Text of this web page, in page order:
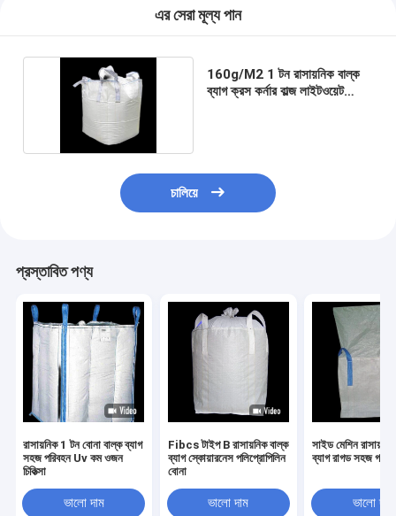
এর সেরা মূল্য পান
160g/M2 1 টন রাসায়নিক বাল্ক
ব্যাগ ক্রস কর্নার বাল্জ লাইটওয়েট
চালিয়ে
প্রস্তাবিত পণ্য
রাসায়নিক 1 টন বোনা বাল্ক ব্যাগ
সহজ পরিবহন Uv কম ওজন
চিকিত্সা
ভালো দাম
Fibcs টাইপ B রাসায়নিক বাল্ক
ব্যাগ স্কোয়ারনেস পলিপ্রোপিলিন
বোনা
ভালো দাম
সাইড মেশিন
ব্যাগ রাগড সহজ গঠন
ভালো দাম